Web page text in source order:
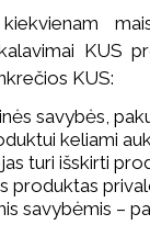
KUS
KUS:
savybės,
keliami
turi išskirti
produktas
savybėmis –